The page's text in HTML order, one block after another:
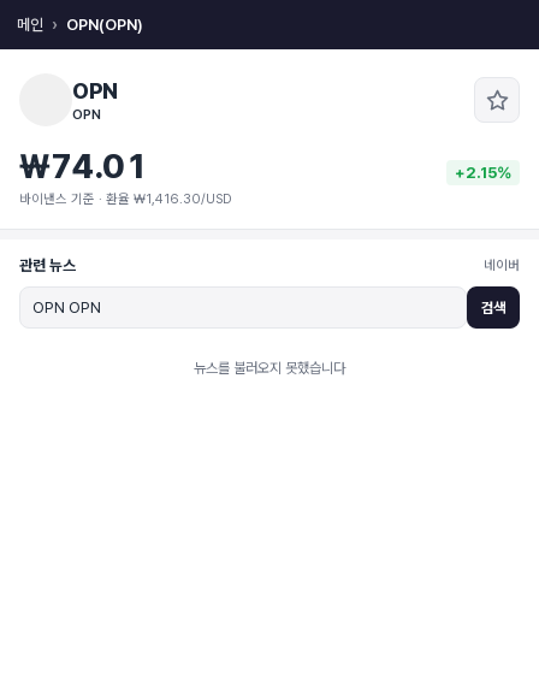
메인 OPN(OPN)
OPN
OPN
₩74.01 +2.15%
바이낸스 기준 · 환율 ₩1,416.30/USD
관련 뉴스 네이버
검색
뉴스를 불러오지 못했습니다